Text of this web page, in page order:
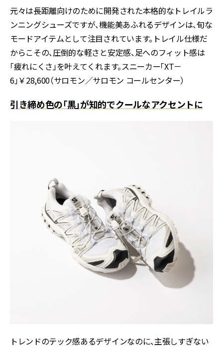
元々は長距離向けのために開発された本格的なトレイルラ
ンニングシューズですが、機能美あふれるデザインは、旬な
モードアイテムとして注目されています。トレイル仕様だ
からこその、圧倒的な軽さと安定感、足へのフィット感は
「疲れにくさ」を叶えてくれます。スニーカー「XT－
6」￥28,600（サロモン／サロモン コールセンター）
引き締め色の「黒」が知的でクールなアクセントに
トレンドのテック感あるデザインなのに、主張しすぎない